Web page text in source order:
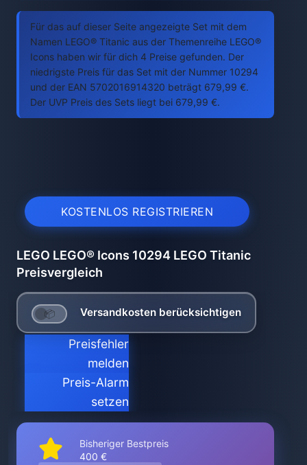
Für das auf dieser Seite angezeigte Set mit dem
Namen LEGO® Titanic aus der Themenreihe LEGO®
Icons haben wir für dich 4 Preise gefunden. Der
niedrigste Preis für das Set mit der Nummer 10294
und der EAN 5702016914320 beträgt 679,99 €.
Der UVP Preis des Sets liegt bei 679,99 €.
KOSTENLOS REGISTRIEREN
LEGO LEGO® Icons 10294 LEGO Titanic
Preisvergleich
Versandkosten berücksichtigen
Preisfehler
melden
Preis-Alarm
setzen
Bisheriger Bestpreis
400 €